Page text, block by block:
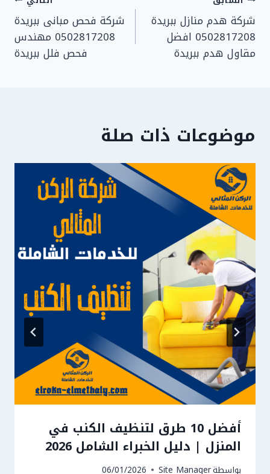
المقالات
شركة هدم منازل ببريدة
0502817208 افضل
مقاول هدم ببريدة
شركة فحص مبانى ببريدة
0502817208 مهندس
فحص فلل ببريدة
موضوعات ذات صلة
أفضل 10 طرق لتنظيف الكنب في
المنزل | دليل الخبراء الشامل 2026
بواسطةSite Manager
06/01/2026